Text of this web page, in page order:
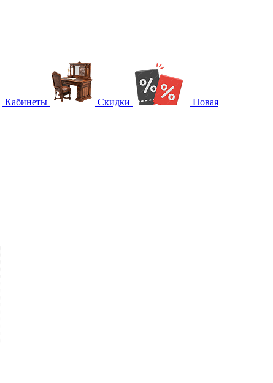
Кабинеты Скидки Новая